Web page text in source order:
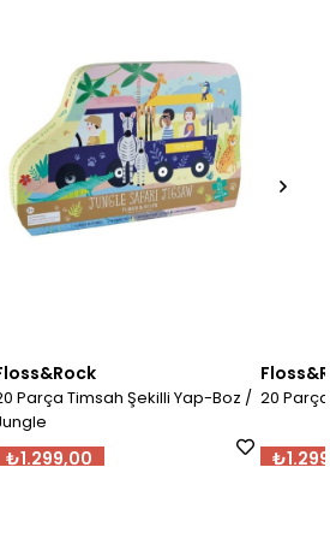
Yap-Boz / 20 Parça Yap-Boz / Fairy Tale